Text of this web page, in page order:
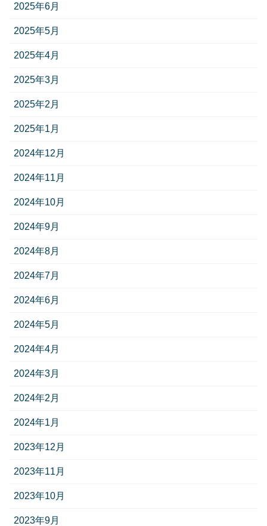
2025年6月
2025年5月
2025年4月
2025年3月
2025年2月
2025年1月
2024年12月
2024年11月
2024年10月
2024年9月
2024年8月
2024年7月
2024年6月
2024年5月
2024年4月
2024年3月
2024年2月
2024年1月
2023年12月
2023年11月
2023年10月
2023年9月